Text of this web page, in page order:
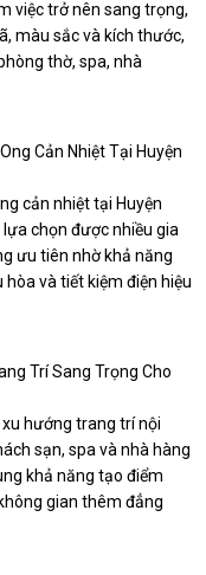
việc trở nên sang trọng,
màu sắc và kích thước,
thờ, spa, nhà
Cản Nhiệt Tại Huyện
cản nhiệt tại Huyện
chọn được nhiều gia
ưu tiên nhờ khả năng
và tiết kiệm điện hiệu
Trí Sang Trọng Cho
hướng trang trí nội
sạn, spa và nhà hàng
khả năng tạo điểm
gian thêm đẳng